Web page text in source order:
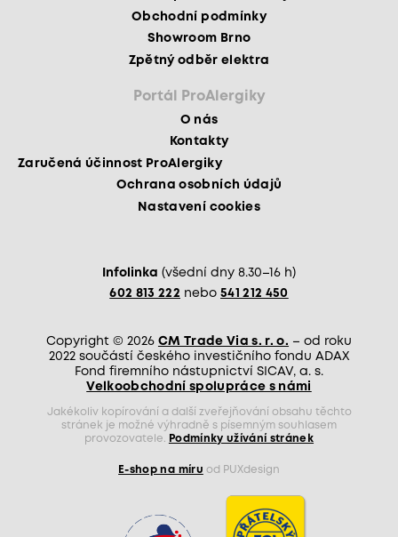
Obchodní podmínky
Showroom Brno
Zpětný odběr elektra
Portál ProAlergiky
O nás
Kontakty
Zaručená účinnost ProAlergiky
Ochrana osobních údajů
Nastavení cookies
Infolinka (všední dny 8.30–16 h)
602 813 222 nebo 541 212 450
Copyright © 2026 CM Trade Via s. r. o. – od roku
2022 součástí českého investičního fondu ADAX
Fond firemního nástupnictví SICAV, a. s.
Velkoobchodní spolupráce s námi
Jakékoliv kopírování a další zveřejňování obsahu těchto
stránek je možné výhradně s písemným souhlasem
provozovatele.
Podmínky užívání stránek
E-shop na míru od PUXdesign